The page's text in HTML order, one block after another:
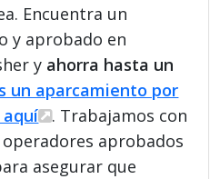
Encuentra un
y aprobado en
y ahorra hasta un
un aparcamiento por
. Trabajamos con
aprobados
asegurar que